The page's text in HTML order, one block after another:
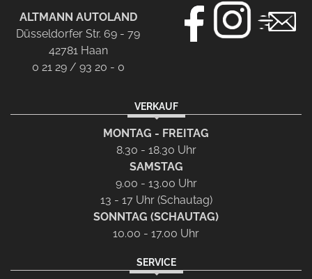
ALTMANN AUTOLAND
Düsseldorfer Str. 69 - 79
42781 Haan
0 21 29 / 93 20 - 0
VERKAUF
MONTAG - FREITAG
8.30 - 18.30 Uhr
SAMSTAG
9.00 - 13.00 Uhr
13 - 17 Uhr (Schautag)
SONNTAG (SCHAUTAG)
10.00 - 17.00 Uhr
SERVICE